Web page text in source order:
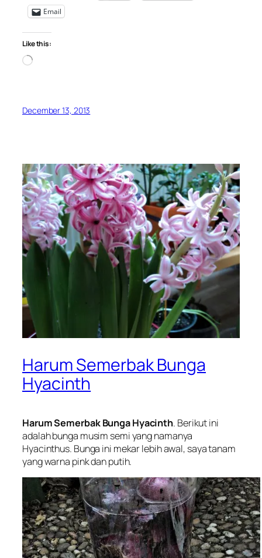
Email
Like this:
Loading…
December 13, 2013
Harum Semerbak Bunga
Hyacinth
Harum Semerbak Bunga Hyacinth. Berikut ini
adalah bunga musim semi yang namanya
Hyacinthus. Bunga ini mekar lebih awal, saya tanam
yang warna pink dan putih.